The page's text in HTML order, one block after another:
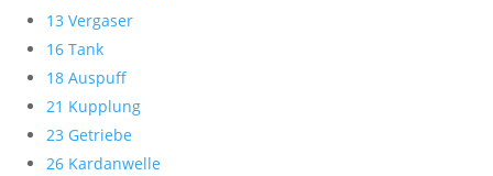
13 Vergaser
16 Tank
18 Auspuff
21 Kupplung
23 Getriebe
26 Kardanwelle